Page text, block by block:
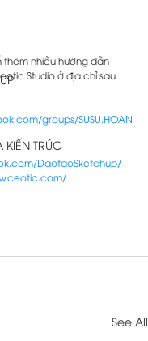
TRÚC
nhiều hướng dẫn
Studio ở địa chỉ sau
groups/SUSU.HOAN
DaotaoSketchup/
See All